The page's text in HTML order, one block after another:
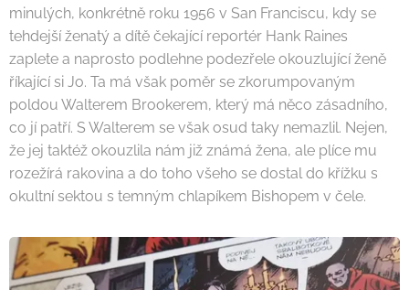
minulých, konkrétně roku 1956 v San Franciscu, kdy se
tehdejší ženatý a dítě čekající reportér Hank Raines
zaplete a naprosto podlehne podezřele okouzlující ženě
říkající si Jo. Ta má však poměr se zkorumpovaným
poldou Walterem Brookerem, který má něco zásadního,
co jí patří. S Walterem se však osud taky nemazlil. Nejen,
že jej taktéž okouzlila nám již známá žena, ale plíce mu
rozežírá rakovina a do toho všeho se dostal do křížku s
okultní sektou s temným chlapíkem Bishopem v čele.